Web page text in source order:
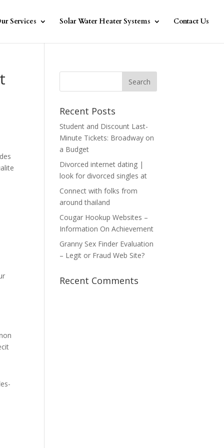
Services Solar Water Heater Systems Contact Us
Recent Posts
Student and Discount Last-
Minute Tickets: Broadway on
a Budget
Divorced internet dating |
look for divorced singles at
Connect with folks from
around thailand
Cougar Hookup Websites –
Information On Achievement
Granny Sex Finder Evaluation
– Legit or Fraud Web Site?
Recent Comments